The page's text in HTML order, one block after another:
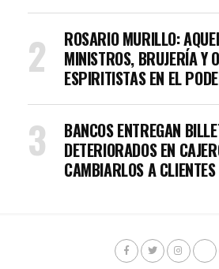
ROSARIO MURILLO:
MINISTROS, BRUJERÍA Y
ESPIRITISTAS EN EL
BANCOS ENTREGAN
DETERIORADOS EN
CAMBIARLOS A CLIENTES